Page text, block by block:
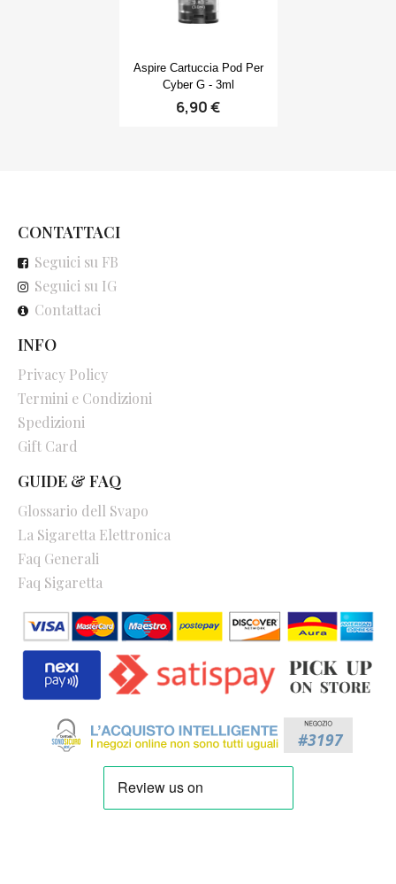
Anteprima
Aspire Cartuccia Pod Per
Cyber G - 3ml
6,90 €
CONTATTACI
Seguici su FB
Seguici su IG
Contattaci
INFO
Privacy Policy
Termini e Condizioni
Spedizioni
Gift Card
GUIDE & FAQ
Glossario dell Svapo
La Sigaretta Elettronica
Faq Generali
Faq Sigaretta